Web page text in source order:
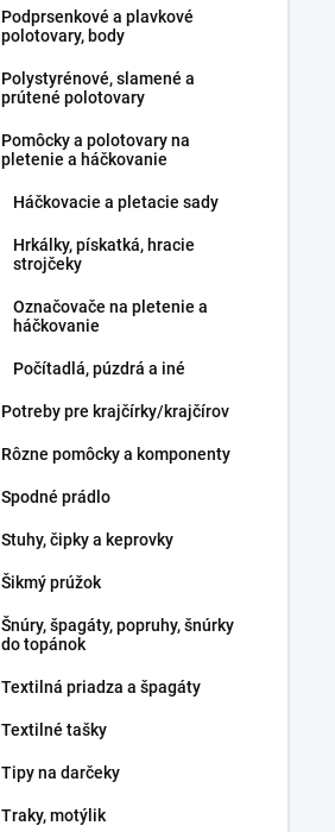
Podprsenkové a plavkové
polotovary, body
Polystyrénové, slamené a
prútené polotovary
Pomôcky a polotovary na
pletenie a háčkovanie
Háčkovacie a pletacie sady
Hrkálky, pískatká, hracie
strojčeky
Označovače na pletenie a
háčkovanie
Počítadlá, púzdrá a iné
Potreby pre krajčírky/krajčírov
Rôzne pomôcky a komponenty
Spodné prádlo
Stuhy, čipky a keprovky
Šikmý prúžok
Šnúry, špagáty, popruhy, šnúrky
do topánok
Textilná priadza a špagáty
Textilné tašky
Tipy na darčeky
Traky, motýlik